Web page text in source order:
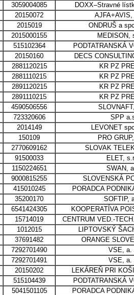
3059004085 DOXX–Stravné
20150072 AJFA+AVIS,
2015019 ONDRUŠ a
2015000155 MEDISON,
515102364 PODTATRANSKÁ
20150160 DECS
2881120215 KR PZ
2881110215 KR PZ
2891120215 KR PZ
2891110215 KR PZ
4590506556
723320606 SPP
2014149 LEVONET
150109 PRO
2770609162 SLOVAK
91500033 ELET,
1150224651 SWAN,
9000815255 SLOVENSKÁ
415010245 PORADCA
35200170 SOFTIP,
6541424305 KOOPERATÍVA
15714019 CENTRUM VED.-
1012015 LIPTOVSKÝ
37691482 ORANGE
7292701490 VSE, a.
7292701491 VSE, a.
20150202 LEKÁREŇ PRI
515104439 PODTATRANSKÁ
5041501105 PORADCA